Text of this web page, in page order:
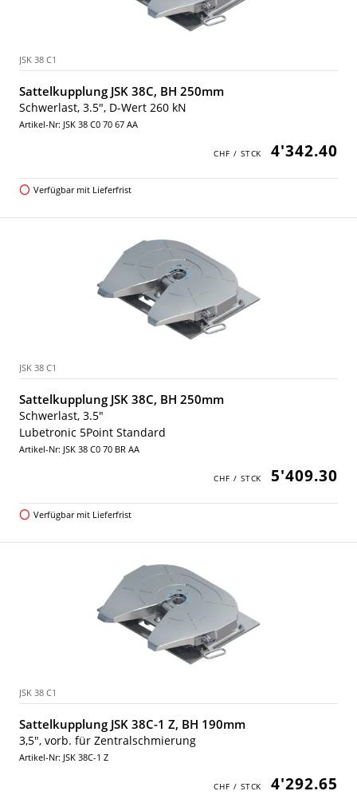
JSK 38 C1
Sattelkupplung JSK 38C, BH 250mm
Schwerlast, 3.5", D-Wert 260 kN
Artikel-Nr: JSK 38 C0 70 67 AA
4'342.40
Verfügbar mit Lieferfrist
JSK 38 C1
Sattelkupplung JSK 38C, BH 250mm
Schwerlast, 3.5"
Lubetronic 5Point Standard
Artikel-Nr: JSK 38 C0 70 BR AA
5'409.30
Verfügbar mit Lieferfrist
JSK 38 C1
Sattelkupplung JSK 38C-1 Z, BH 190mm
3,5", vorb. für Zentralschmierung
Artikel-Nr: JSK 38C-1 Z
4'292.65